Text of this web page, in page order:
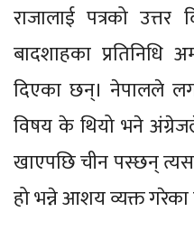
राजालाई पत्रको
बादशाहका
दिएका छन्। नेपालले
विषय के थियो भने
खाएपछि चीन पस्छन्
हो भन्ने आशय व्यक्त गरेका